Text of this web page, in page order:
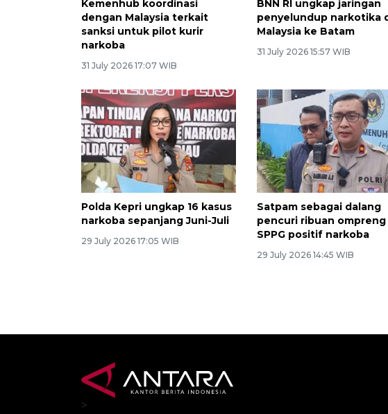
Kemenhub koordinasi
dengan Malaysia terkait
sanksi untuk pilot kurir
narkoba
31 July 2026 17:07 WIB
BNN RI ungkap jaringan
penyelundup narkotika
Malaysia ke Batam
31 July 2026 15:57 WIB
Polda Kepri ungkap 16 kasus
narkoba sepanjang Juni-Juli
29 July 2026 17:05 WIB
Satpam sebagai dalang
pencuri ribuan ompreng
SPPG positif narkoba
29 July 2026 14:45 WIB
>